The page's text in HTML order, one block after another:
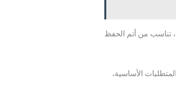
تناسب من أتم الحفظ
الأساسية،